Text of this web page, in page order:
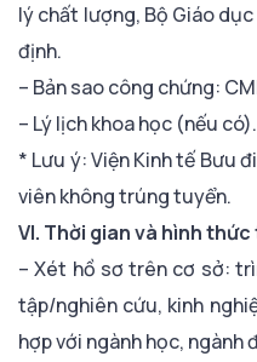
lý chất lượng, Bộ Giáo
định.
– Bản sao công chứng:
– Lý lịch khoa học (nếu có).
* Lưu ý: Viện Kinh tế Bưu
viên không trúng tuyển.
VI. Thời gian và hình
– Xét hồ sơ trên cơ sở:
tập/nghiên cứu, kinh
hợp với ngành học, ngành